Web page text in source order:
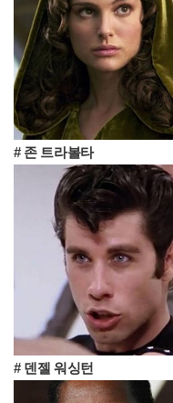
# 존 트라볼타
# 덴젤 워싱턴